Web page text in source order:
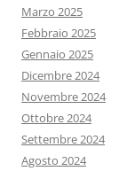
Marzo 2025
Febbraio 2025
Gennaio 2025
Dicembre 2024
Novembre 2024
Ottobre 2024
Settembre 2024
Agosto 2024